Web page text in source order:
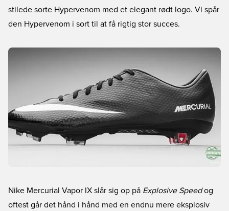
stilede sorte Hypervenom med et elegant rødt logo. Vi spår
den Hypervenom i sort til at få rigtig stor succes.
Nike Mercurial Vapor IX slår sig op på Explosive Speedog
oftest går det hånd i hånd med en endnu mere eksplosiv